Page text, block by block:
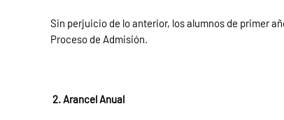
Sin perjuicio de lo anterior, los alumnos de primer
Proceso de Admisión.
2. Arancel Anual